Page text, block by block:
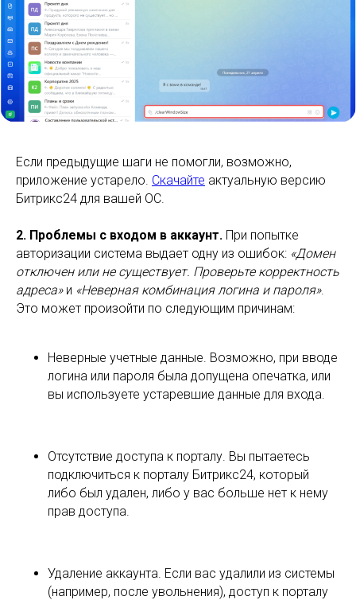
Если предыдущие шаги не помогли, возможно,
приложение устарело. Скачайте актуальную версию
Битрикс24 для вашей ОС.
2. Проблемы с входом в аккаунт. При попытке
авторизации система выдает одну из ошибок: «Домен
отключен или не существует. Проверьте корректность
адреса»и «Неверная комбинация логина и пароля».
Это может произойти по следующим причинам:
Неверные учетные данные. Возможно, при вводе
логина или пароля была допущена опечатка, или
вы используете устаревшие данные для входа.
Отсутствие доступа к порталу. Вы пытаетесь
подключиться к порталу Битрикс24, который
либо был удален, либо у вас больше нет к нему
прав доступа.
Удаление аккаунта. Если вас удалили из системы
(например, после увольнения), доступ к порталу